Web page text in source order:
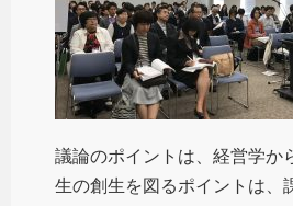
議論のポイントは、経営学か
生の創生を図るポイントは、